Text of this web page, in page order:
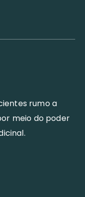
rumo a
meio do poder